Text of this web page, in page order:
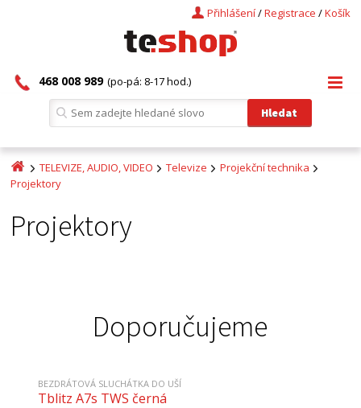
Košík
/
Registrace
/
Přihlášení
468 008 989 (po-pá: 8-17 hod.)
TELEVIZE, AUDIO, VIDEO Televize
Projekční technika
Projektory
Projektory
Doporučujeme
BEZDRÁTOVÁ SLUCHÁTKA DO UŠÍ
Tblitz A7s TWS černá